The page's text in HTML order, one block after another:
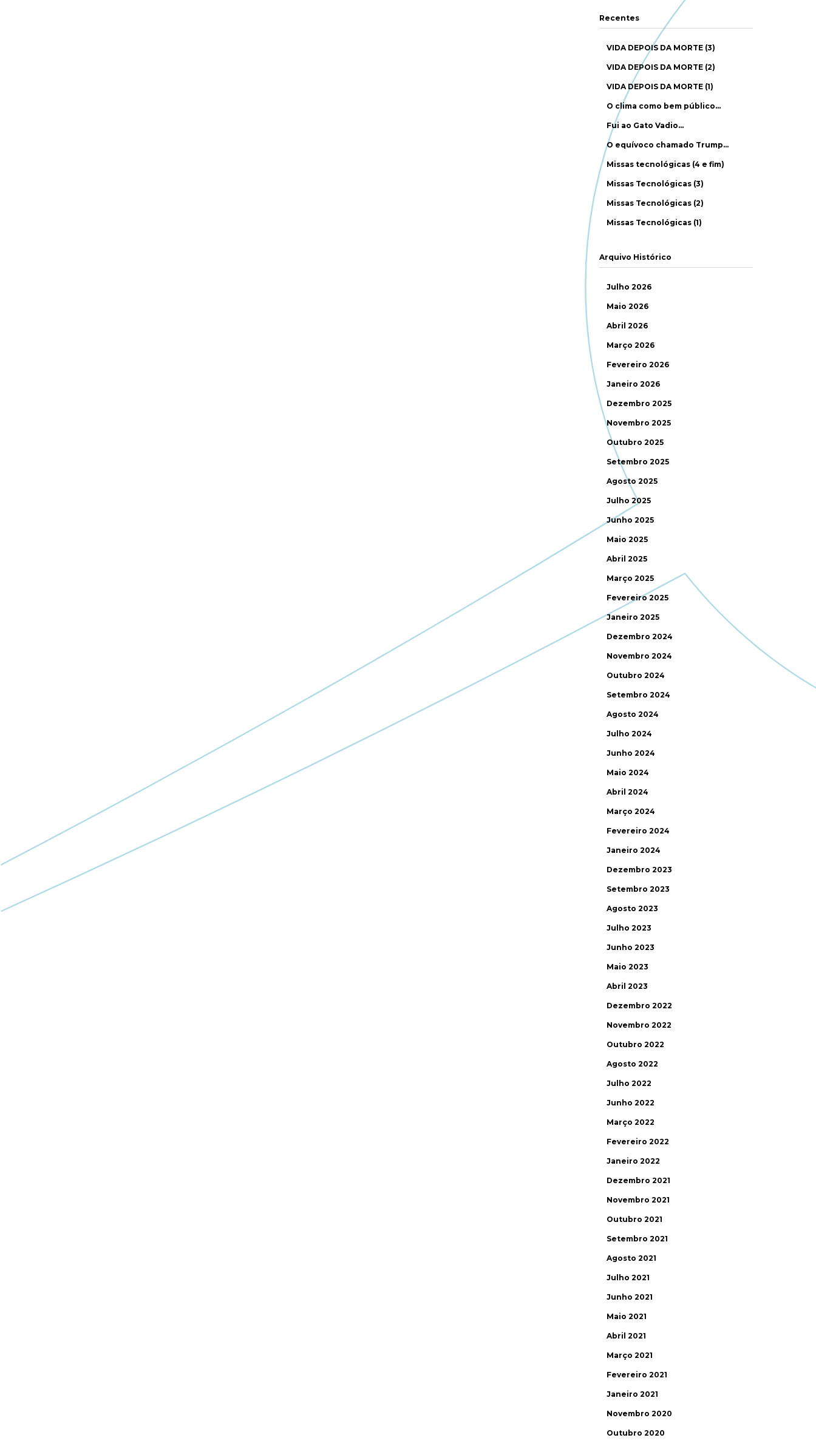
Recentes
VIDA DEPOIS DA MORTE (3)
VIDA DEPOIS DA MORTE (2)
VIDA DEPOIS DA MORTE (1)
O clima como bem público…
Fui ao Gato Vadio…
O equívoco chamado Trump…
Missas tecnológicas (4 e fim)
Missas Tecnológicas (3)
Missas Tecnológicas (2)
Missas Tecnológicas (1)
Arquivo Histórico
Julho 2026
Maio 2026
Abril 2026
Março 2026
Fevereiro 2026
Janeiro 2026
Dezembro 2025
Novembro 2025
Outubro 2025
Setembro 2025
Agosto 2025
Julho 2025
Junho 2025
Maio 2025
Abril 2025
Março 2025
Fevereiro 2025
Janeiro 2025
Dezembro 2024
Novembro 2024
Outubro 2024
Setembro 2024
Agosto 2024
Julho 2024
Junho 2024
Maio 2024
Abril 2024
Março 2024
Fevereiro 2024
Janeiro 2024
Dezembro 2023
Setembro 2023
Agosto 2023
Julho 2023
Junho 2023
Maio 2023
Abril 2023
Dezembro 2022
Novembro 2022
Outubro 2022
Agosto 2022
Julho 2022
Junho 2022
Março 2022
Fevereiro 2022
Janeiro 2022
Dezembro 2021
Novembro 2021
Outubro 2021
Setembro 2021
Agosto 2021
Julho 2021
Junho 2021
Maio 2021
Abril 2021
Março 2021
Fevereiro 2021
Janeiro 2021
Novembro 2020
Outubro 2020